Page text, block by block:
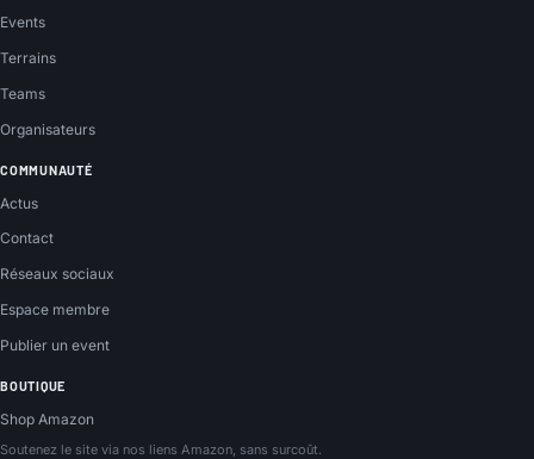
Events
Terrains
Teams
Organisateurs
COMMUNAUTÉ
Actus
Contact
Réseaux sociaux
Espace membre
Publier un event
BOUTIQUE
Shop Amazon
Soutenez le site via nos liens Amazon, sans surcoût.